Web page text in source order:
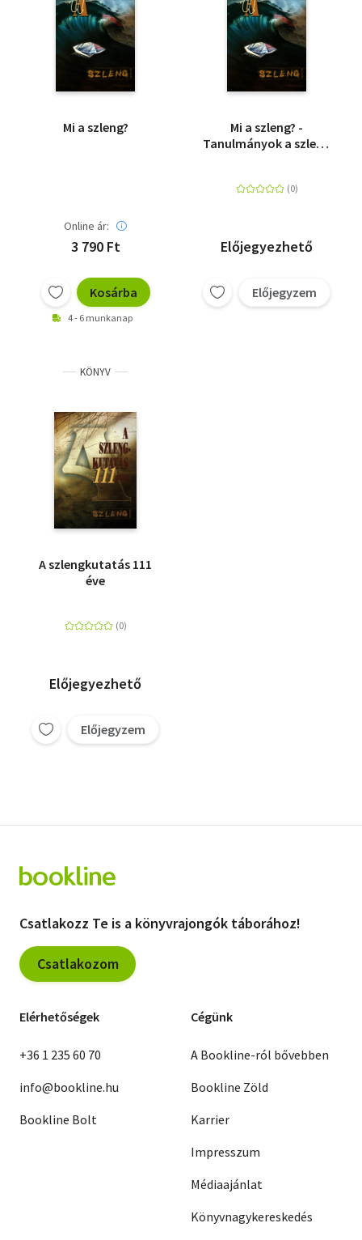
Mi a szleng?
Online ár:
3 790 Ft
Kosárba
4 - 6 munkanap
Mi a szleng? -
Tanulmányok a szleng
Előjegyezhető
Előjegyzem
KÖNYV
A szlengkutatás 111
éve
Előjegyezhető
Előjegyzem
Csatlakozz Te is a könyvrajongók táborához!
Csatlakozom
Elérhetőségek
+36 1 235 60 70
info@bookline.hu
Bookline Bolt
Cégünk
A Bookline-ról bővebben
Bookline Zöld
Karrier
Impresszum
Médiaajánlat
Könyvnagykereskedés